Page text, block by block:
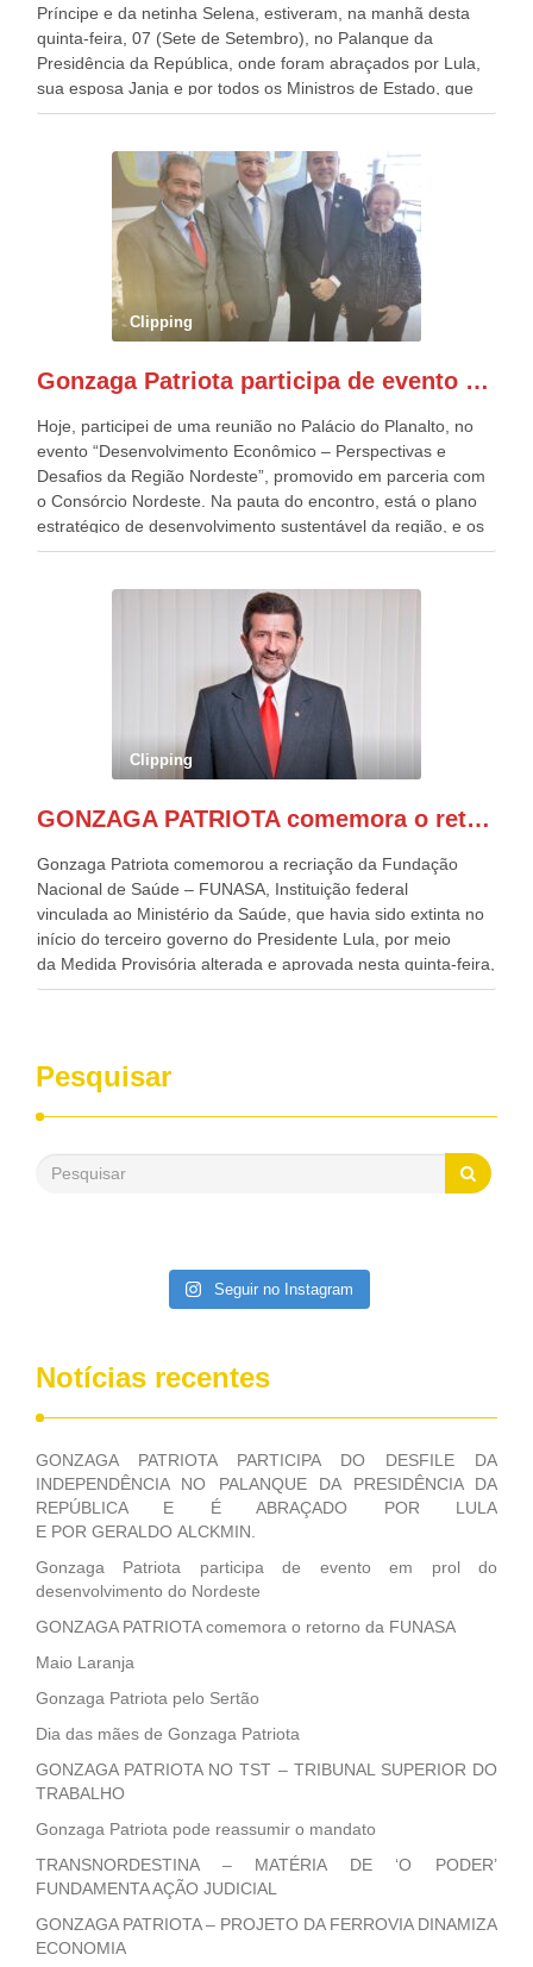
Príncipe e da netinha Selena, estiveram, na manhã desta
quinta-feira, 07 (Sete de Setembro), no Palanque da
Presidência da República, onde foram abraçados por Lula,
sua esposa Janja e por todos os Ministros de Estado, que
estavam presentes, nos Desfiles da Independência da
outros desfiles, na Esplanada dos Ministérios, disse ter sido
o deste ano, o maior e o mais organizado de todos. “Há
quatro décadas, como Patriota até no nome, participo
anualmente dos desfiles de Sete de Setembro, na
Esplanada dos Ministérios, em Brasília. Este ano, o governo
preparou espaços com cadeiras e coberturas, para 30.000
pessoas, só que o número de Patriotas Brasileiros
Independentes, dobrou na Esplanada. Eu, Lula e os
Patriota.
Clipping
Gonzaga Patriota participa de evento em prol do desenvolvimento do Nordeste
Hoje, participei de uma reunião no Palácio do Planalto, no
evento “Desenvolvimento Econômico – Perspectivas e
Desafios da Região Nordeste”, promovido em parceria com
o Consórcio Nordeste. Na pauta do encontro, está o plano
estratégico de desenvolvimento sustentável da região, e os
desafios para a elaboração de políticas públicas, que
evento contou com a presença do Vice-presidente Geraldo
Alckmin, que também ocupa o Ministério do
Desenvolvimento, Indústria, Comércio e Serviços, o ex
governador de Pernambuco, agora Presidente do Banco do
Nordeste, Paulo Câmara, o ex Deputado Federal, e
atualmente Superintendente da SUDENE, Danilo Cabral, da
Governadora de Pernambuco, Raquel Lyra, os ministros da
Casa Civil, Rui Costa, e da Integração e do Desenvolvimento
de todo Nordeste que também ajudam a fomentar o
Clipping
GONZAGA PATRIOTA comemora o retorno da FUNASA
Gonzaga Patriota comemorou a recriação da Fundação
Nacional de Saúde – FUNASA, Instituição federal
vinculada ao Ministério da Saúde, que havia sido extinta no
início do terceiro governo do Presidente Lula, por meio
da Medida Provisória alterada e aprovada nesta quinta-feira,
pelo Congresso Nacional. Gonzaga Patriota disse hoje em
desenvolvimento dos seus municípios e, somente o ano
passado, essa Fundação distribuiu mais de três bilhões de
reais, com suas maravilhosas ações, dentre alas, mais de
saneamento básico, em pequenas comunidades rurais.
Patriota disse ainda que, mesmo sem mandato,
Pesquisar
Seguir no Instagram
Notícias recentes
GONZAGA PATRIOTA PARTICIPA DO DESFILE DA
INDEPENDÊNCIA NO PALANQUE DA PRESIDÊNCIA DA
REPÚBLICA E É ABRAÇADO POR LULA
E POR GERALDO ALCKMIN.
Gonzaga Patriota participa de evento em prol do
desenvolvimento do Nordeste
GONZAGA PATRIOTA comemora o retorno da FUNASA
Maio Laranja
Gonzaga Patriota pelo Sertão
Dia das mães de Gonzaga Patriota
GONZAGA PATRIOTA NO TST – TRIBUNAL SUPERIOR DO
TRABALHO
Gonzaga Patriota pode reassumir o mandato
TRANSNORDESTINA – MATÉRIA DE ‘O PODER’
FUNDAMENTA AÇÃO JUDICIAL
GONZAGA PATRIOTA – PROJETO DA FERROVIA DINAMIZA
ECONOMIA